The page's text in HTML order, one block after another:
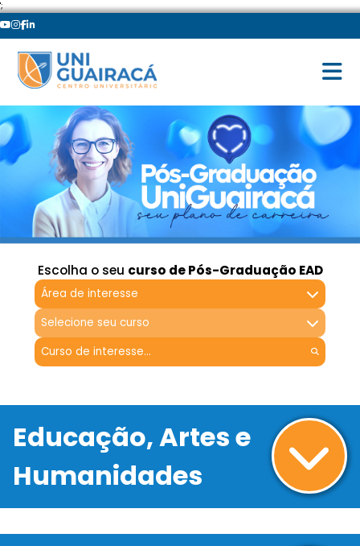
';
Escolha o seu curso de Pós-Graduação EAD
Área de interesse
Selecione seu curso
Educação, Artes e
Humanidades